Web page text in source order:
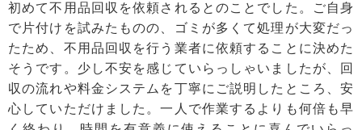
初めて不用品回収を依頼されるとのことでした。ご自身
で片付けを試みたものの、ゴミが多くて処理が大変だっ
たため、不用品回収を行う業者に依頼することに決めた
そうです。少し不安を感じていらっしゃいましたが、回
収の流れや料金システムを丁寧にご説明したところ、安
心していただけました。一人で作業するよりも何倍も早